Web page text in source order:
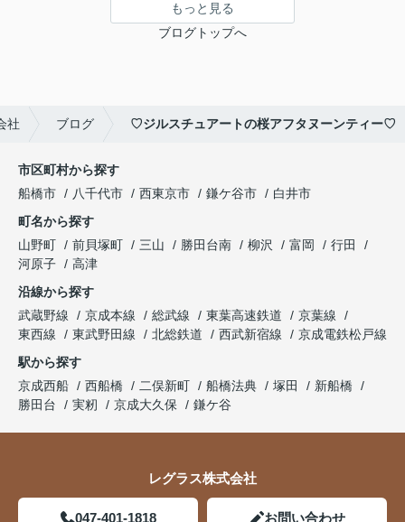
もっと見る
ブログトップへ
社 ブログ ♡ジルスチュアートの桜アフタヌーンティー♡
市区町村から探す
船橋市
八千代市 西東京市 鎌ケ谷市
白井市
町名から探す
山野町
前貝塚町 三山 勝田台南 柳沢 富岡
行田
河原子
高津
沿線から探す
武蔵野線
京成本線 総武線 東葉高速鉄道
京葉線
東西線
東武野田線 北総鉄道 西武新宿線
京成電鉄松戸線
駅から探す
京成西船
西船橋 二俣新町 船橋法典 塚田
新船橋
勝田台
実籾 京成大久保 鎌ケ谷
レグラス株式会社
047-401-1818 お問い合わせ